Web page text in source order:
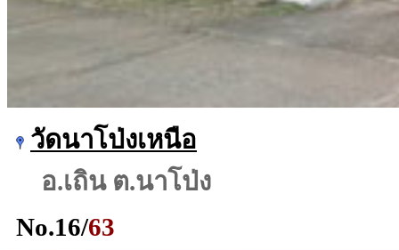
วัดนาโป่งเหนือ
อ.เถิน ต.นาโป่ง
No.16/63